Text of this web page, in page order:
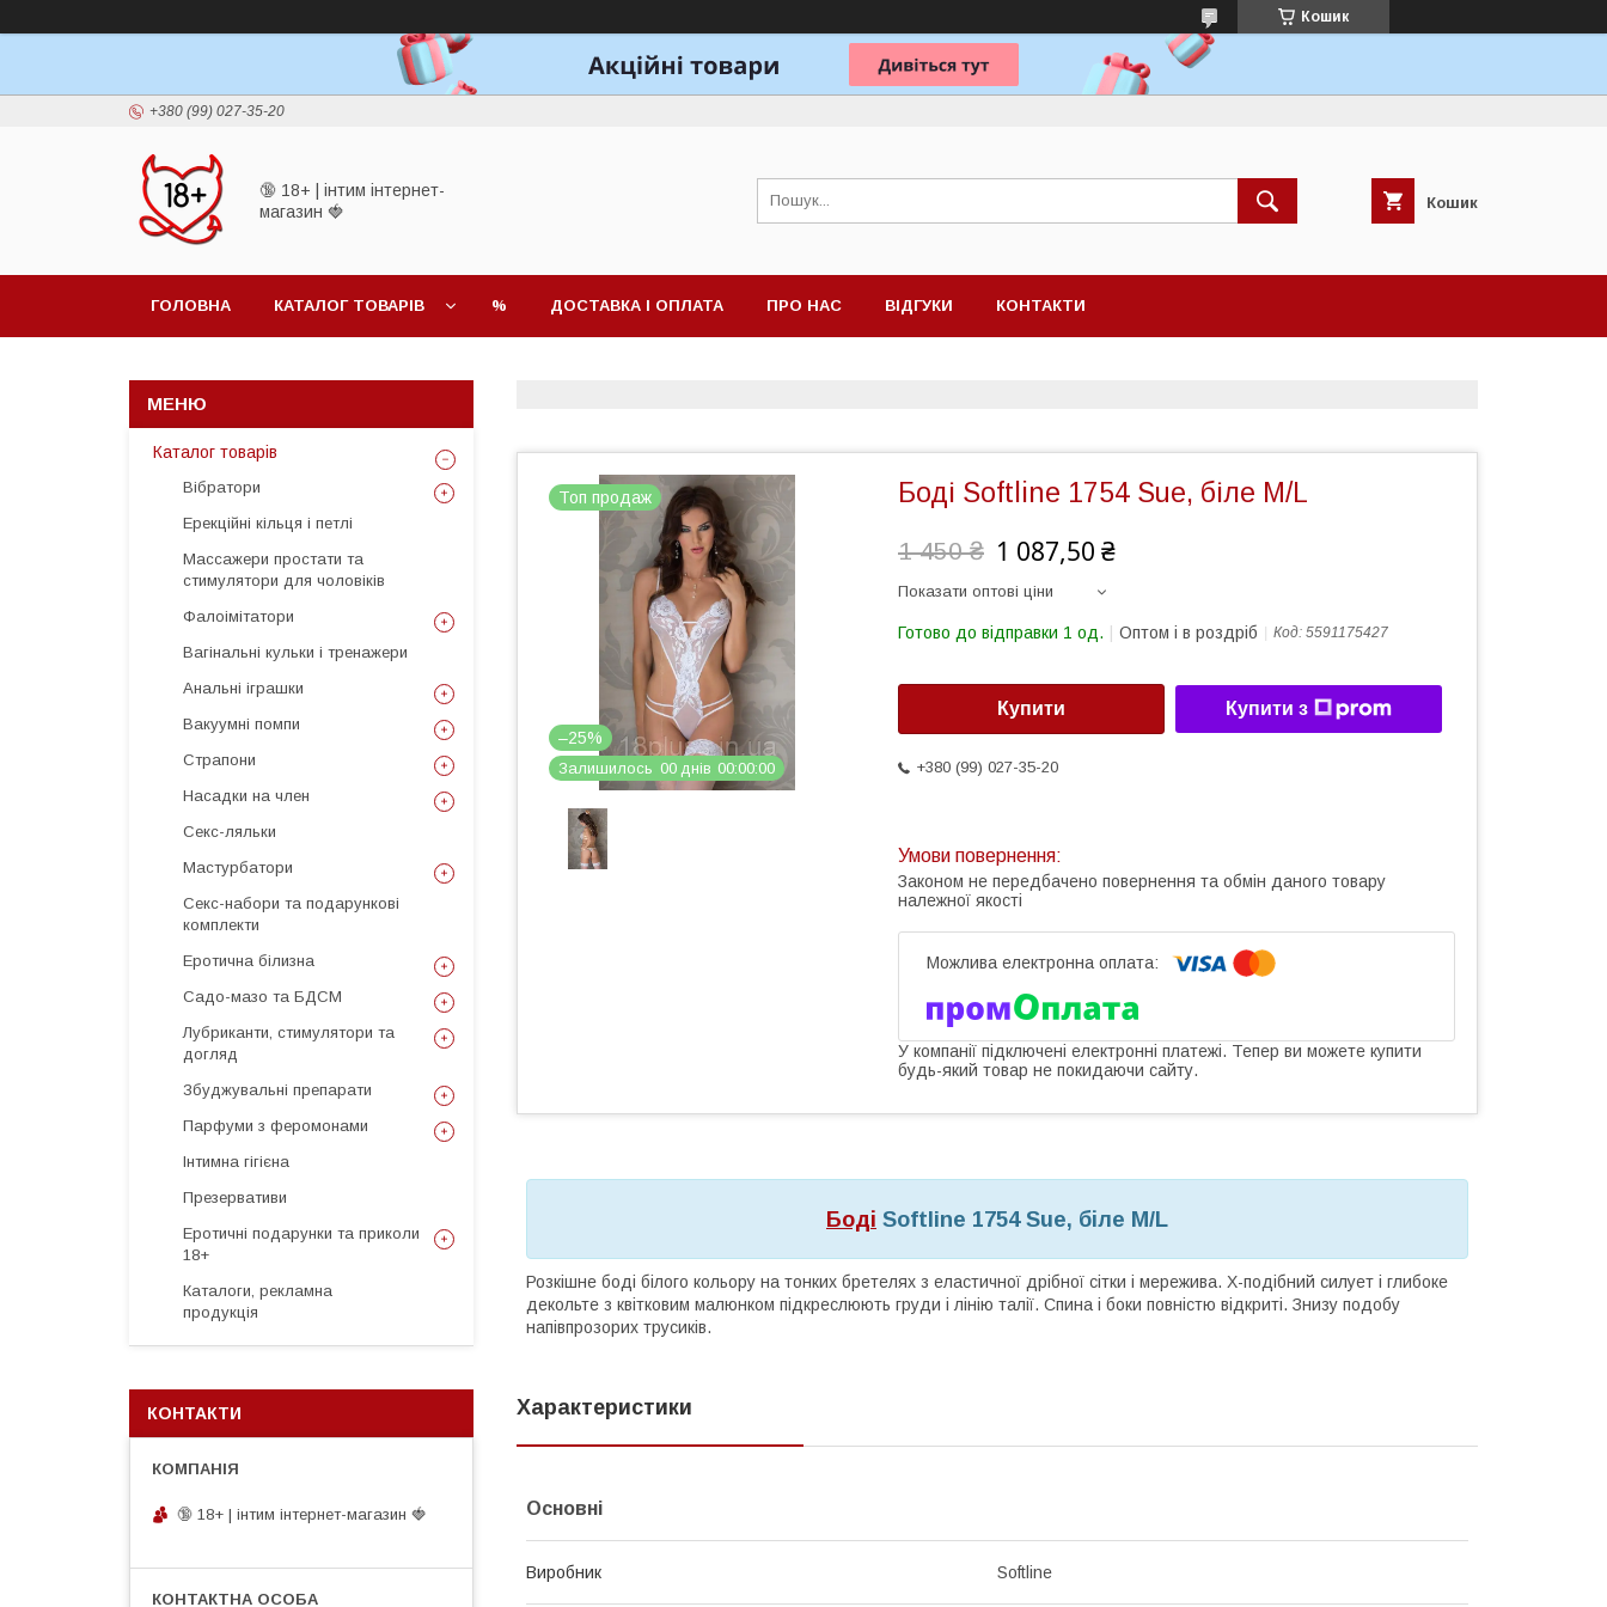
Кошик
+380 (99) 027-35-20
🔞 18+ | інтим інтернет-
магазин 🍓
Кошик
ГОЛОВНА КАТАЛОГ ТОВАРІВ % ДОСТАВКА І ОПЛАТА ПРО НАС ВІДГУКИ КОНТАКТИ
Топ продаж
–25%
Залишилось 00 днів 00 00 00
Боді Softline 1754 Sue, біле M/L
1 450 ₴ 1 087,50 ₴
Показати оптові ціни
Готово до відправки 1 од. Оптом і в роздріб Код: 5591175427
Купити Купити з
+380 (99) 027-35-20
Законом не передбачено повернення та обмін даного товару
належної якості
У компанії підключені електронні платежі. Тепер ви можете купити
будь-який товар не покидаючи сайту.
Боді Softline 1754 Sue, біле M/L
Розкішне боді білого кольору на тонких бретелях з еластичної дрібної сітки і мережива. X-подібний силует і глибоке
декольте з квітковим малюнком підкреслюють груди і лінію талії. Спина і боки повністю відкриті. Знизу подобу
напівпрозорих трусиків.
Характеристики
Основні
Виробник Softline
Каталог товарів
Вібратори
Ерекційні кільця і петлі
Массажери простати та
стимулятори для чоловіків
Фалоімітатори
Вагінальні кульки і тренажери
Анальні іграшки
Вакуумні помпи
Страпони
Насадки на член
Секс-ляльки
Мастурбатори
Секс-набори та подарункові
комплекти
Еротична білизна
Садо-мазо та БДСМ
Лубриканти, стимулятори та
догляд
Збуджувальні препарати
Парфуми з феромонами
Інтимна гігієна
Презервативи
Еротичні подарунки та приколи
18+
Каталоги, рекламна
продукція
КОНТАКТИ
🔞 18+ | інтим інтернет-магазин 🍓